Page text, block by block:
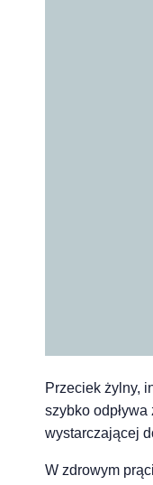
Przeciek żylny,
szybko odpływa
wystarczającej
W zdrowym